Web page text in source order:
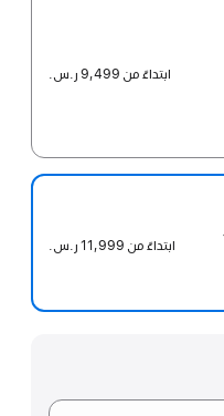
ابتداءً من 9,499 ر.س.‏
ابتداءً من 11,999 ر.س.‏